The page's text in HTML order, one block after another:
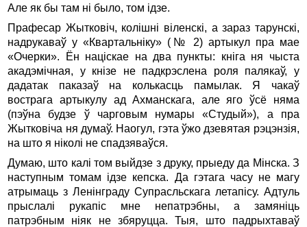
Але як бы там ні было, том ідзе.
Прафесар Жытковіч, колішні віленскі, а зараз тарунскі,
надрукаваў у «Квартальніку» (№ 2) артыкул пра мае
«Очерки». Ён націскае на два пункты: кніга ня чыста
акадэмічная, у кнізе не падкрэслена роля палякаў, у
дадатак паказаў на колькасць памылак. Я чакаў
вострага артыкулу ад Ахманскага, але яго ўсё няма
(пэўна будзе ў чарговым нумары «Студый»), а пра
Жытковіча ня думаў. Наогул, гэта ўжо дзевятая рэцэнзія,
на што я ніколі не спадзяваўся.
Думаю, што калі том выйдзе з друку, прыеду да Мінска. З
наступным томам ідзе кепска. Да гэтага часу не магу
атрымаць з Ленінграду Супрасльскага летапісу. Адтуль
прыслалі рукапіс мне непатрэбны, а замяніць
патрэбным ніяк не збяруцца. Тыя, што падрыхтаваў